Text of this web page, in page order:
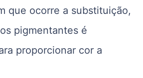
que ocorre a substituição,
pigmentantes é
proporcionar cor a